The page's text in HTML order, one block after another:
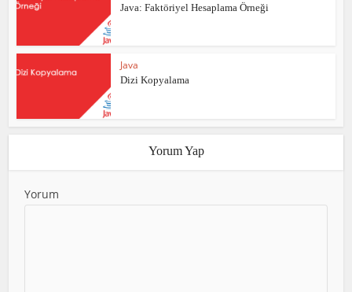
Java: Faktöriyel Hesaplama Örneği
Java
Dizi Kopyalama
Yorum Yap
Yorum